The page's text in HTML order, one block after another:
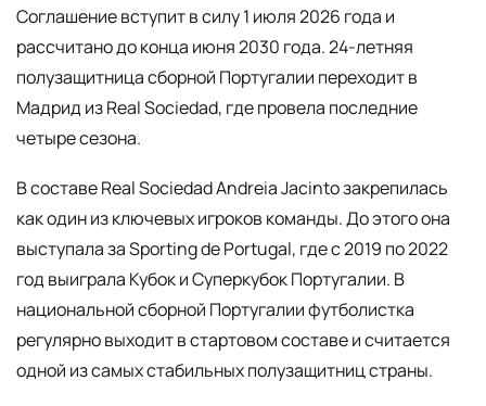
Соглашение вступит в силу 1 июля 2026 года и
рассчитано до конца июня 2030 года. 24-летняя
полузащитница сборной Португалии переходит в
Мадрид из Real Sociedad, где провела последние
четыре сезона.
В составе Real Sociedad Andreia Jacinto закрепилась
как один из ключевых игроков команды. До этого она
выступала за Sporting de Portugal, где с 2019 по 2022
год выиграла Кубок и Суперкубок Португалии. В
национальной сборной Португалии футболистка
регулярно выходит в стартовом составе и считается
одной из самых стабильных полузащитниц страны.